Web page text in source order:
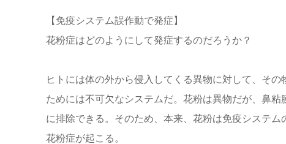
【免疫システム誤作動で発症】
花粉症はどのようにして発症するのだろうか？
ヒトには体の外から侵入してくる異物に対して、そ
ためには不可欠なシステムだ。花粉は異物だが、鼻
に排除できる。そのため、本来、花粉は免疫システ
花粉症が起こる。